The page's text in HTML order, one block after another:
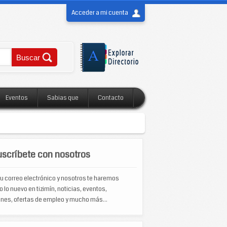
Acceder a mi cuenta
Eventos Sabias que Contacto
con nosotros
correo electrónico y nosotros te haremos
lo nuevo en tizimín, noticias, eventos,
ofertas de empleo y mucho más...